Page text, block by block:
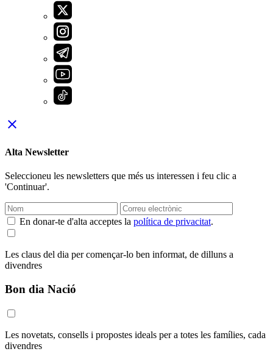
close
Alta Newsletter
Seleccioneu les newsletters que més us interessen i feu clic a
'Continuar'.
En donar-te d'alta acceptes la política de privacitat.
Les claus del dia per començar-lo ben informat, de dilluns a
divendres
Bon dia Nació
Les novetats, consells i propostes ideals per a totes les famílies, cada
divendres